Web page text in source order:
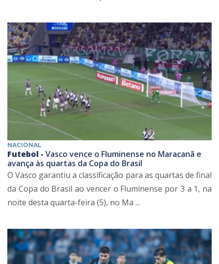
NACIONAL
Futebol - Vasco vence o Fluminense no Maracanã e
avança às quartas da Copa do Brasil
O Vasco garantiu a classificação para as quartas de final
da Copa do Brasil ao vencer o Fluminense por 3 a 1, na
noite desta quarta-feira (5), no Ma ...